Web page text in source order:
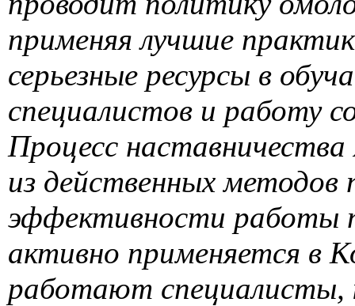
применяя лучшие
серьезные ресурсы в
специалистов и работу
Процесс наставничества
из действенных методов
эффективности работы
активно применяется в
работают специалисты,